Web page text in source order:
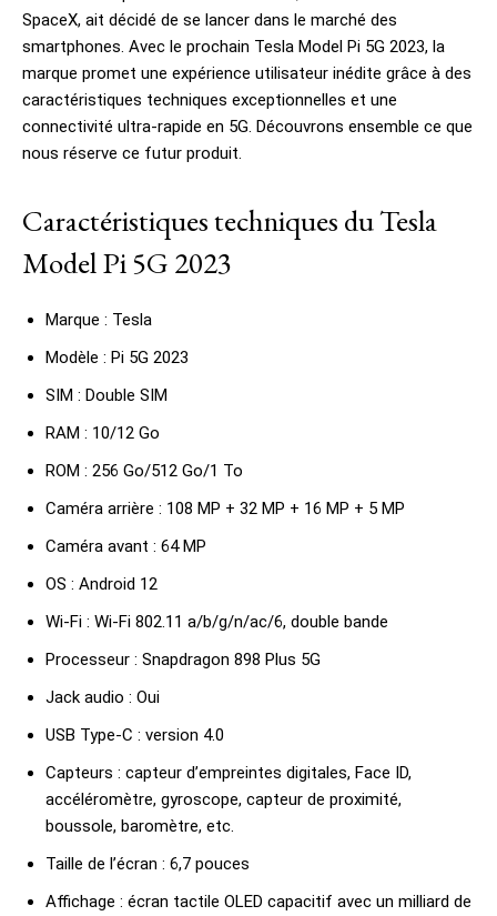
SpaceX, ait décidé de se lancer dans le marché des
smartphones. Avec le prochain Tesla Model Pi 5G 2023, la
marque promet une expérience utilisateur inédite grâce à des
caractéristiques techniques exceptionnelles et une
connectivité ultra-rapide en 5G. Découvrons ensemble ce que
nous réserve ce futur produit.
Caractéristiques techniques du Tesla
Model Pi 5G 2023
Marque : Tesla
Modèle : Pi 5G 2023
SIM : Double SIM
RAM : 10/12 Go
ROM : 256 Go/512 Go/1 To
Caméra arrière : 108 MP + 32 MP + 16 MP + 5 MP
Caméra avant : 64 MP
OS : Android 12
Wi-Fi : Wi-Fi 802.11 a/b/g/n/ac/6, double bande
Processeur : Snapdragon 898 Plus 5G
Jack audio : Oui
USB Type-C : version 4.0
Capteurs : capteur d’empreintes digitales, Face ID,
accéléromètre, gyroscope, capteur de proximité,
boussole, baromètre, etc.
Taille de l’écran : 6,7 pouces
Affichage : écran tactile OLED capacitif avec un milliard de